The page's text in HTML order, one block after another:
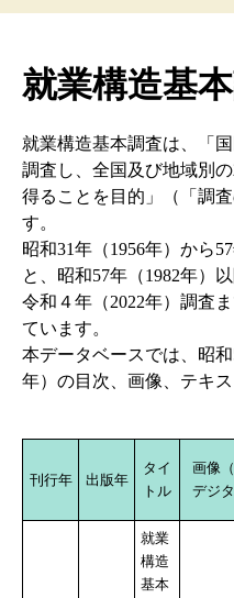
就業構造基
就業構造基本調査は、「
調査し、全国及び地域別
得ることを目的」（「調
す。
昭和31年（1956年）から
と、昭和57年（1982年）
令和４年（2022年）調査
ています。
本データベースでは、昭
年）の目次、画像、テキ
刊行年 出版年
タイ
トル
画像
デジタ
就業
構造
基本